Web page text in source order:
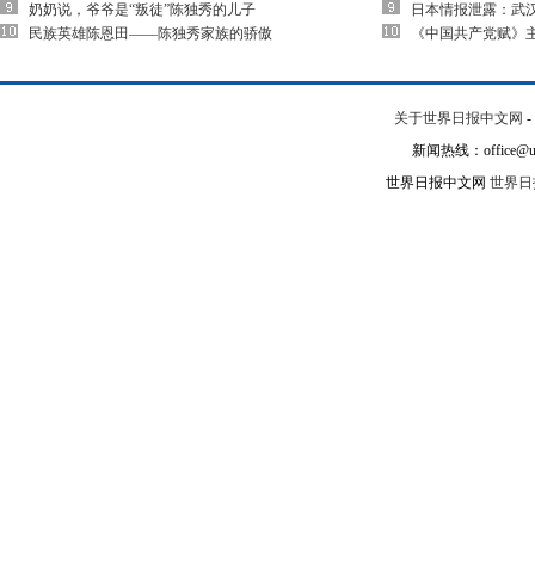
奶奶说，爷爷是“叛徒”陈独秀的儿子
民族英雄陈恩田——陈独秀家族的骄傲
日本情报泄露：武
《中国共产党赋》
关于世界日报中文网 -
新闻热线：
世界日报中文网 世界